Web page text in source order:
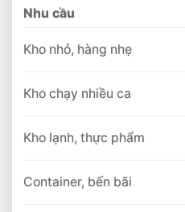
Nhu cầu
Kho nhỏ, hàng nhẹ
Kho chạy nhiều ca
Kho lạnh, thực phẩm
Container, bến bãi